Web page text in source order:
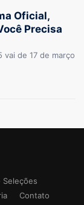
Oficial,
Precisa
vai de 17 de março
Seleções
Contato